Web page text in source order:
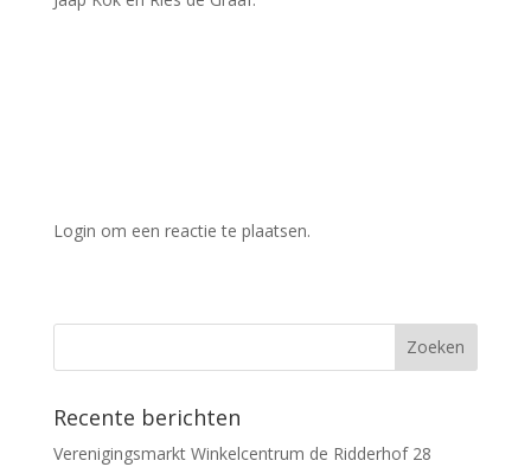
Login om een reactie te plaatsen.
Recente berichten
Verenigingsmarkt Winkelcentrum de Ridderhof 28